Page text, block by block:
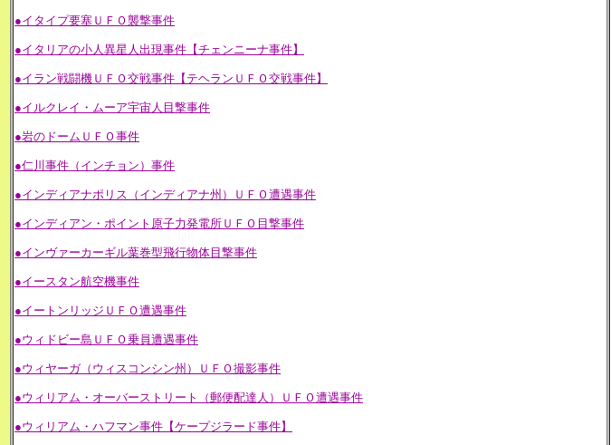
●イタイプ要塞ＵＦＯ襲撃事件
●イタリアの小人異星人出現事件【チェンニーナ事件】
●イラン戦闘機ＵＦＯ交戦事件【テヘランＵＦＯ交戦事件】
●イルクレイ・ムーア宇宙人目撃事件
●岩のドームＵＦＯ事件
●仁川事件（インチョン）事件
●インディアナポリス（インディアナ州）ＵＦＯ遭遇事件
●インディアン・ポイント原子力発電所ＵＦＯ目撃事件
●インヴァーカーギル葉巻型飛行物体目撃事件
●イースタン航空機事件
●イートンリッジＵＦＯ遭遇事件
●ウィドビー島ＵＦＯ乗員遭遇事件
●ウィヤーガ（ウィスコンシン州）ＵＦＯ撮影事件
●ウィリアム・オーバーストリート（郵便配達人）ＵＦＯ遭遇事件
●ウィリアム・ハフマン事件【ケープジラード事件】